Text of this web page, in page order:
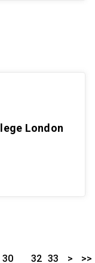
London
30
32 33 > >>